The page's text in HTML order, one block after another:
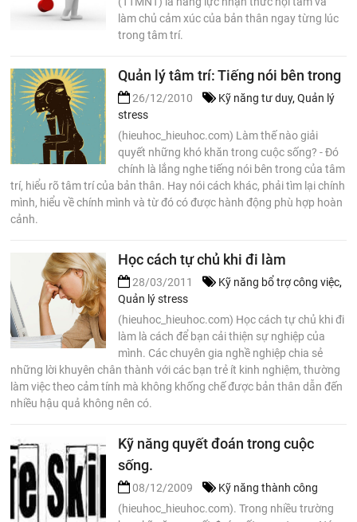
làm chủ cảm xúc của bản thân ngay từng lúc
trong tâm trí.
Quản lý tâm trí: Tiếng nói bên trong
26/12/2010 Kỹ năng tư duy,Quản lý
stress
(hieuhoc_hieuhoc.com) Làm thế nào giải
quyết những khó khăn trong cuộc sống? - Đó
chính là lắng nghe tiếng nói bên trong của tâm
trí, hiểu rõ tâm trí của bản thân. Hay nói cách khác, phải tìm lại chính
mình, hiểu về chính mình và từ đó có được hành động phù hợp hoàn
cảnh.
Học cách tự chủ khi đi làm
28/03/2011 Kỹ năng bổ trợ công việc,
Quản lý stress
(hieuhoc_hieuhoc.com) Học cách tự chủ khi đi
làm là cách để bạn cải thiện sự nghiệp của
mình. Các chuyên gia nghề nghiệp chia sẻ
những lời khuyên chân thành với các bạn trẻ ít kinh nghiệm, thường
làm việc theo cảm tính mà không khống chế được bản thân dẫn đến
nhiều hậu quả không nên có.
Kỹ năng quyết đoán trong cuộc
sống.
08/12/2009
Kỹ năng thành công
(hieuhoc_hieuhoc.com). Trong nhiều trường